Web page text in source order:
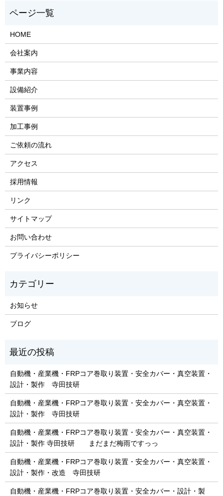
HOME
会社案内
事業内容
設備紹介
装置事例
加工事例
ご依頼の流れ
アクセス
採用情報
リンク
サイトマップ
お問い合わせ
プライバシーポリシー
お知らせ
ブログ
自動機・産業機・FRPコア巻取り装置・安全カバー・真空装置・
設計・製作 寺田技研
自動機・産業機・FRPコア巻取り装置・安全カバー・真空装置・
設計・製作 寺田技研
自動機・産業機・FRPコア巻取り装置・安全カバー・真空装置・
設計・製作 寺田技研 まだまだ梅雨ですっっ
自動機・産業機・FRPコア巻取り装置・安全カバー・真空装置・
設計・製作・改造 寺田技研
自動機・産業機・FRPコア巻取り装置・安全カバー・設計・製